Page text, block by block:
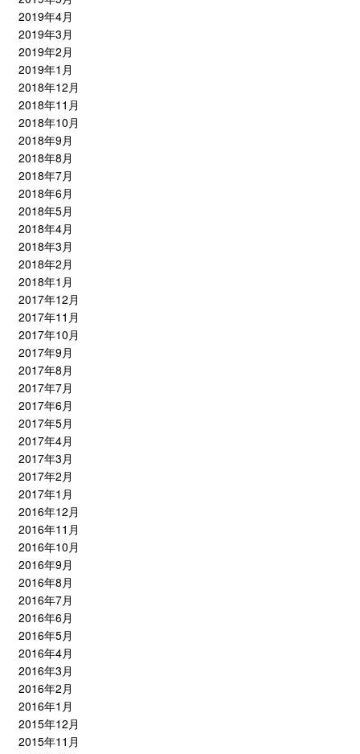
2019年4月
2019年3月
2019年2月
2019年1月
2018年12月
2018年11月
2018年10月
2018年9月
2018年8月
2018年7月
2018年6月
2018年5月
2018年4月
2018年3月
2018年2月
2018年1月
2017年12月
2017年11月
2017年10月
2017年9月
2017年8月
2017年7月
2017年6月
2017年5月
2017年4月
2017年3月
2017年2月
2017年1月
2016年12月
2016年11月
2016年10月
2016年9月
2016年8月
2016年7月
2016年6月
2016年5月
2016年4月
2016年3月
2016年2月
2016年1月
2015年12月
2015年11月